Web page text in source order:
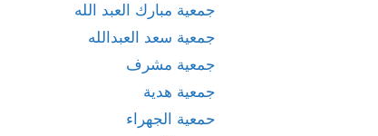
جمعية مبارك العبد الله
جمعية سعد العبدالله
جمعية مشرف
جمعية هدية
حمعية الجهراء